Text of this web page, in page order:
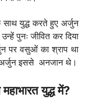
युद्ध करते हुए अर्जुन
पुनः जीवित कर दिया
पर वसुओं का श्राप था
अर्जुन इससे अनजान थे।
युद्ध में?